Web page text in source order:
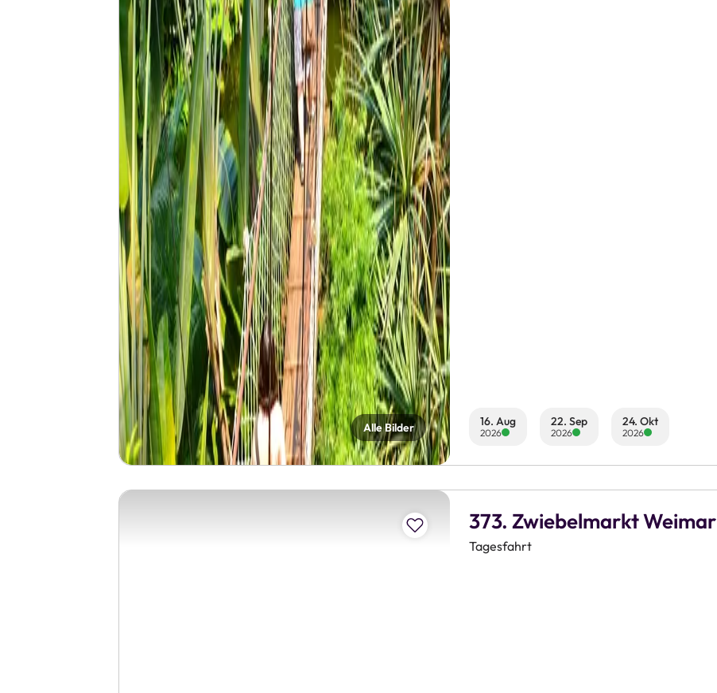
Alle Bilder 16. Aug
2026
22. Sep
2026
24. Okt
2026
Zur Merkliste hinzufügen
Tagesfahrt
373. Zwiebelmarkt Weimar